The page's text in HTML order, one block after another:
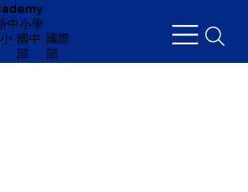
中小學
國中
部
國際
部